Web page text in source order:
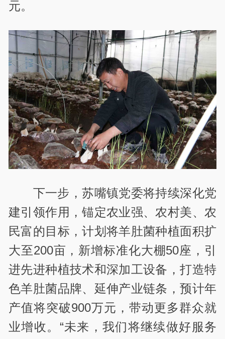
元。
下一步，苏嘴镇党委将持续深化党
建引领作用，锚定农业强、农村美、农
民富的目标，计划将羊肚菌种植面积扩
大至200亩，新增标准化大棚50座，引
进先进种植技术和深加工设备，打造特
色羊肚菌品牌、延伸产业链条，预计年
产值将突破900万元，带动更多群众就
业增收。“未来，我们将继续做好服务